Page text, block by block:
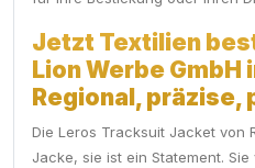
Jetzt Textilien
Lion Werbe GmbH
Regional,
Die Leros Tracksuit Jacket von
Jacke, sie ist ein Statement.